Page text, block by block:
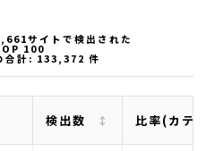
サイトで検出された
100
合計: 133,372 件
検出数 比率(カテ